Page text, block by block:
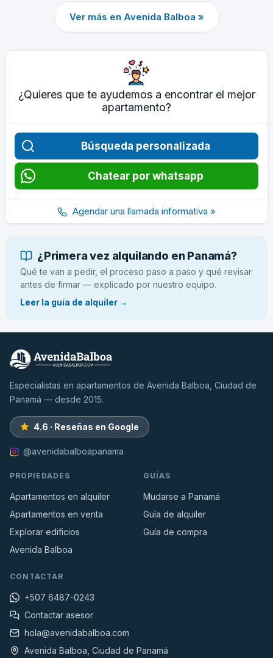
Ver más en Avenida Balboa »
¿Quieres que te ayudemos a encontrar el mejor
apartamento?
Búsqueda personalizada
Chatear por whatsapp
Agendar una llamada informativa »
¿Primera vez alquilando en Panamá?
Qué te van a pedir, el proceso paso a paso y qué revisar
antes de firmar — explicado por nuestro equipo.
Leer la guía de alquiler →
Especialistas en apartamentos de Avenida Balboa, Ciudad de
Panamá — desde 2015.
4.6 · Reseñas en Google
@avenidabalboapanama
PROPIEDADES
Apartamentos en alquiler
Apartamentos en venta
Explorar edificios
Avenida Balboa
GUÍAS
Mudarse a Panamá
Guía de alquiler
Guía de compra
CONTACTAR
+507 6487-0243
Contactar asesor
hola@avenidabalboa.com
Avenida Balboa, Ciudad de Panamá